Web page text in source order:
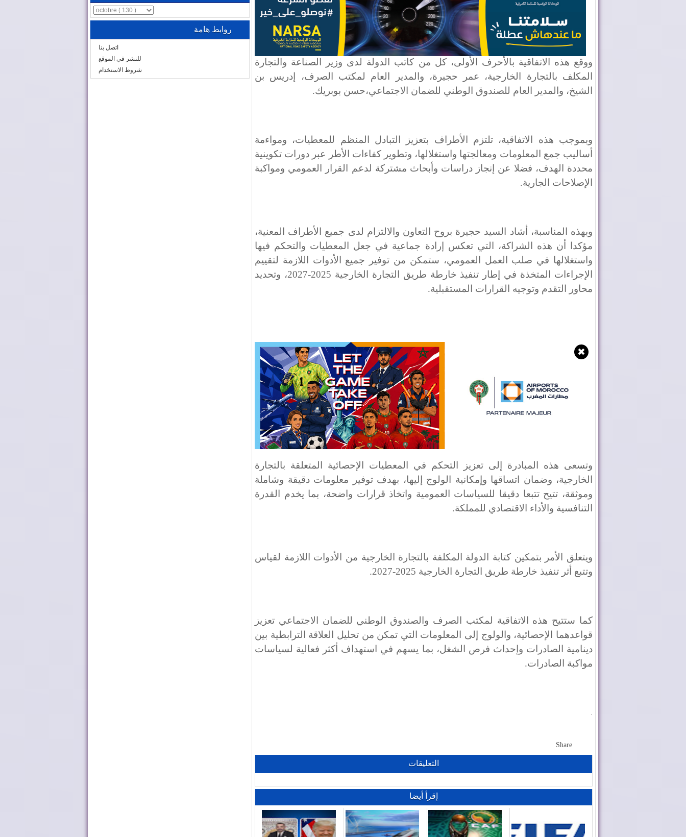
ووقع هذه الاتفاقية بالأحرف الأولى، كل من كاتب الدولة لدى وزير الصناعة والتجارة
المكلف بالتجارة الخارجية، عمر حجيرة، والمدير العام لمكتب الصرف، إدريس بن
الشيخ، والمدير العام للصندوق الوطني للضمان الاجتماعي،حسن بوبريك.
وبموجب هذه الاتفاقية، تلتزم الأطراف بتعزيز التبادل المنظم للمعطيات، ومواءمة
أساليب جمع المعلومات ومعالجتها واستغلالها، وتطوير كفاءات الأطر عبر دورات تكوينية
محددة الهدف، فضلا عن إنجاز دراسات وأبحاث مشتركة لدعم القرار العمومي ومواكبة
الإصلاحات الجارية.
وبهذه المناسبة، أشاد السيد حجيرة بروح التعاون والالتزام لدى جميع الأطراف المعنية،
مؤكدا أن هذه الشراكة، التي تعكس إرادة جماعية في جعل المعطيات والتحكم فيها
واستغلالها في صلب العمل العمومي، ستمكن من توفير جميع الأدوات اللازمة لتقييم
الإجراءات المتخذة في إطار تنفيذ خارطة طريق التجارة الخارجية 2025-2027، وتحديد
محاور التقدم وتوجيه القرارات المستقبلية.
✖
وتسعى هذه المبادرة إلى تعزيز التحكم في المعطيات الإحصائية المتعلقة بالتجارة
الخارجية، وضمان اتساقها وإمكانية الولوج إليها، بهدف توفير معلومات دقيقة وشاملة
وموثقة، تتيح تتبعا دقيقا للسياسات العمومية واتخاذ قرارات واضحة، بما يخدم القدرة
التنافسية والأداء الاقتصادي للمملكة.
ويتعلق الأمر بتمكين كتابة الدولة المكلفة بالتجارة الخارجية من الأدوات اللازمة لقياس
وتتبع أثر تنفيذ خارطة طريق التجارة الخارجية 2025-2027.
كما ستتيح هذه الاتفاقية لمكتب الصرف والصندوق الوطني للضمان الاجتماعي تعزيز
قواعدهما الإحصائية، والولوج إلى المعلومات التي تمكن من تحليل العلاقة الترابطية بين
دينامية الصادرات وإحداث فرص الشغل، بما يسهم في استهداف أكثر فعالية لسياسات
مواكبة الصادرات.
Share
التعليقات
إقرأ أيضا
روابط هامة
اتصل بنا
للنشر في الموقع
شروط الاستخدام